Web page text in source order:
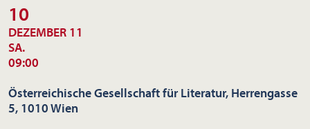
10
DEZEMBER 11
SA.
09:00
Österreichische Gesellschaft für Literatur, Herrengasse
5, 1010 Wien